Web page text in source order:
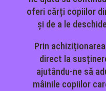
oferi cărți copiilor
și de a le
Prin
direct la
ajutându-ne să
mâinile copiilor